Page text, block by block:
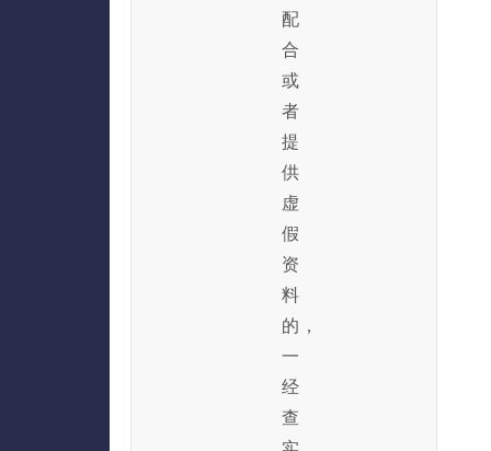
配
合
或
者
提
供
虚
假
资
料
的，
一
经
查